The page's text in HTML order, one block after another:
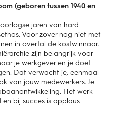
(geboren tussen 1940 en
jaren van hard
Voor zover nog niet met
in overtal de kostwinnaar.
zijn belangrijk voor
je werkgever en je doet
Dat verwacht je, eenmaal
van jouw medewerkers. Je
Het werk
bij succes is applaus